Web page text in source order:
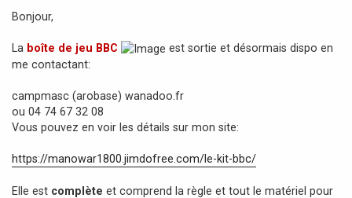
s
g
e
Bonjour,
La boîte de jeu BBC
est sortie et désormais dispo en
me contactant:
campmasc (arobase) wanadoo.fr
ou 04 74 67 32 08
Vous pouvez en voir les détails sur mon site:
https://manowar1800.jimdofree.com/le-kit-bbc/
Elle est complète et comprend la règle et tout le matériel pour